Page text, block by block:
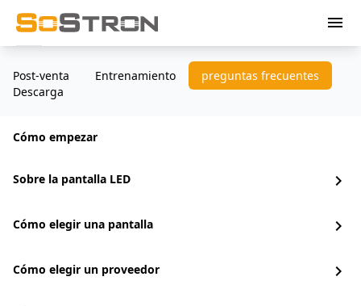
menu
Post-venta Entrenamiento
preguntas frecuentes
Descarga
Cómo empezar
Sobre la pantalla LED chevron_right
Cómo elegir una pantalla chevron_right
Cómo elegir un proveedor chevron_right